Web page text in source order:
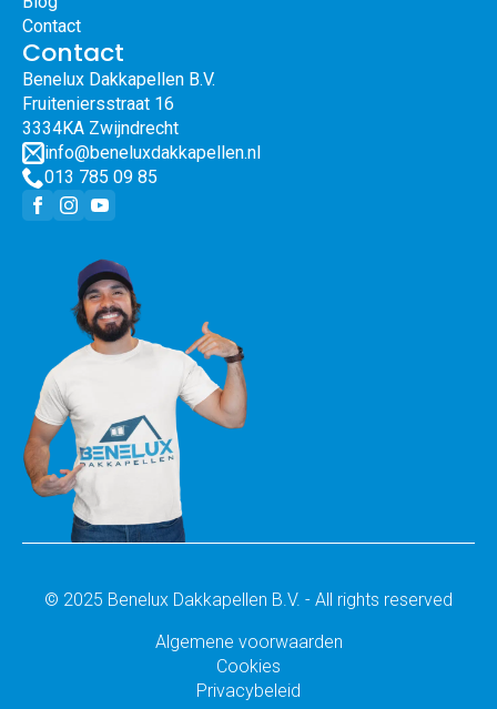
Contact
Contact
Benelux Dakkapellen B.V.
Fruiteniersstraat 16
3334KA Zwijndrecht
info@beneluxdakkapellen.nl
013 785 09 85
© 2025 Benelux Dakkapellen B.V. - All rights reserved
Algemene voorwaarden
Cookies
Privacybeleid